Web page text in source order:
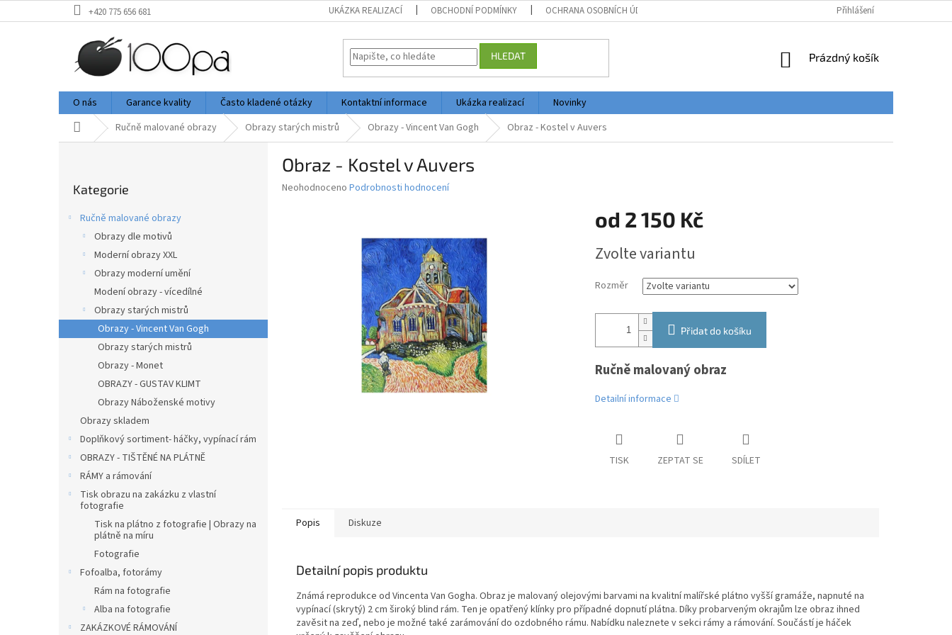
na
+420 775 656 681 UKÁZKA REALIZACÍ OBCHODNÍ PODMÍNKY OCHRANA OSOBNÍCH ÚDAJŮ Přihlášení
HLEDAT
NÁKUPNÍ
Prázdný košík
O nás Garance kvality Často kladené otázky Kontaktní informace Ukázka realizací
Novinky
Domů Ručně malované obrazy Obrazy starých mistrů Obrazy - Vincent Van Gogh Obraz - Kostel v Auvers
n
e
kategorie
Kategorie
Ručně malované obrazy
Obrazy dle motivů
Moderní obrazy XXL
Obrazy moderní umění
Modení obrazy - vícedílné
Obrazy starých mistrů
Obrazy - Vincent Van Gogh
Obrazy starých mistrů
Obrazy - Monet
OBRAZY - GUSTAV KLIMT
Obrazy Náboženské motivy
Obrazy skladem
Doplňkový sortiment- háčky, vypínací rám
OBRAZY - TIŠTĚNÉ NA PLÁTNĚ
RÁMY a rámování
Tisk obrazu na zakázku z vlastní
fotografie
Tisk na plátno z fotografie | Obrazy na
plátně na míru
Fotografie
Fofoalba, fotorámy
Rám na fotografie
Alba na fotografie
ZAKÁZKOVÉ RÁMOVÁNÍ
Obraz - Kostel v Auvers
Průměrné
Neohodnoceno Podrobnosti hodnocení
od 2 150 Kč
cena:
Zvolte variantu
Rozměr
Přidat do košíku
Ručně malovaný obraz
Detailní informace
TISK ZEPTAT SE SDÍLET
Popis Diskuze
Detailní popis produktu
Známá reprodukce od Vincenta Van Gogha. Obraz je malovaný olejovými barvami na kvalitní malířské plátno vyšší gramáže, napnuté na
vypínací (skrytý) 2 cm široký blind rám. Ten je opatřený klínky pro případné dopnutí plátna. Díky probarveným okrajům lze obraz ihned
zavěsit na zeď, nebo je možné také zarámování do ozdobného rámu. Nabídku naleznete v sekci rámy a rámování. Součástí je háček